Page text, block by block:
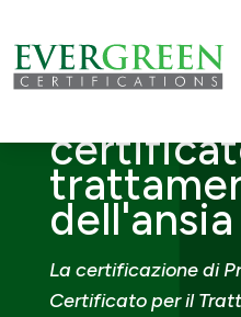
La certificazione di
Certificato per il